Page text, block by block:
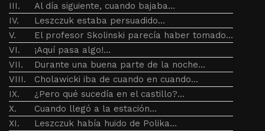
III.
Al día siguiente, cuando bajaba…
IV.
Leszczuk estaba persuadido…
V.
El profesor Skolinski parecía haber tomado…
VI.
¡Aquí pasa algo!...
VII.
Durante una buena parte de la noche…
VIII.
Cholawicki iba de cuando en cuando…
IX.
¿Pero qué sucedía en el castillo?...
X.
Cuando llegó a la estación…
XI.
Leszczuk había huido de Polika…